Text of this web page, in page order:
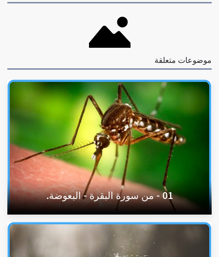
موضوعات متعلقة
01 - من سورة البقرة - البعوضة.